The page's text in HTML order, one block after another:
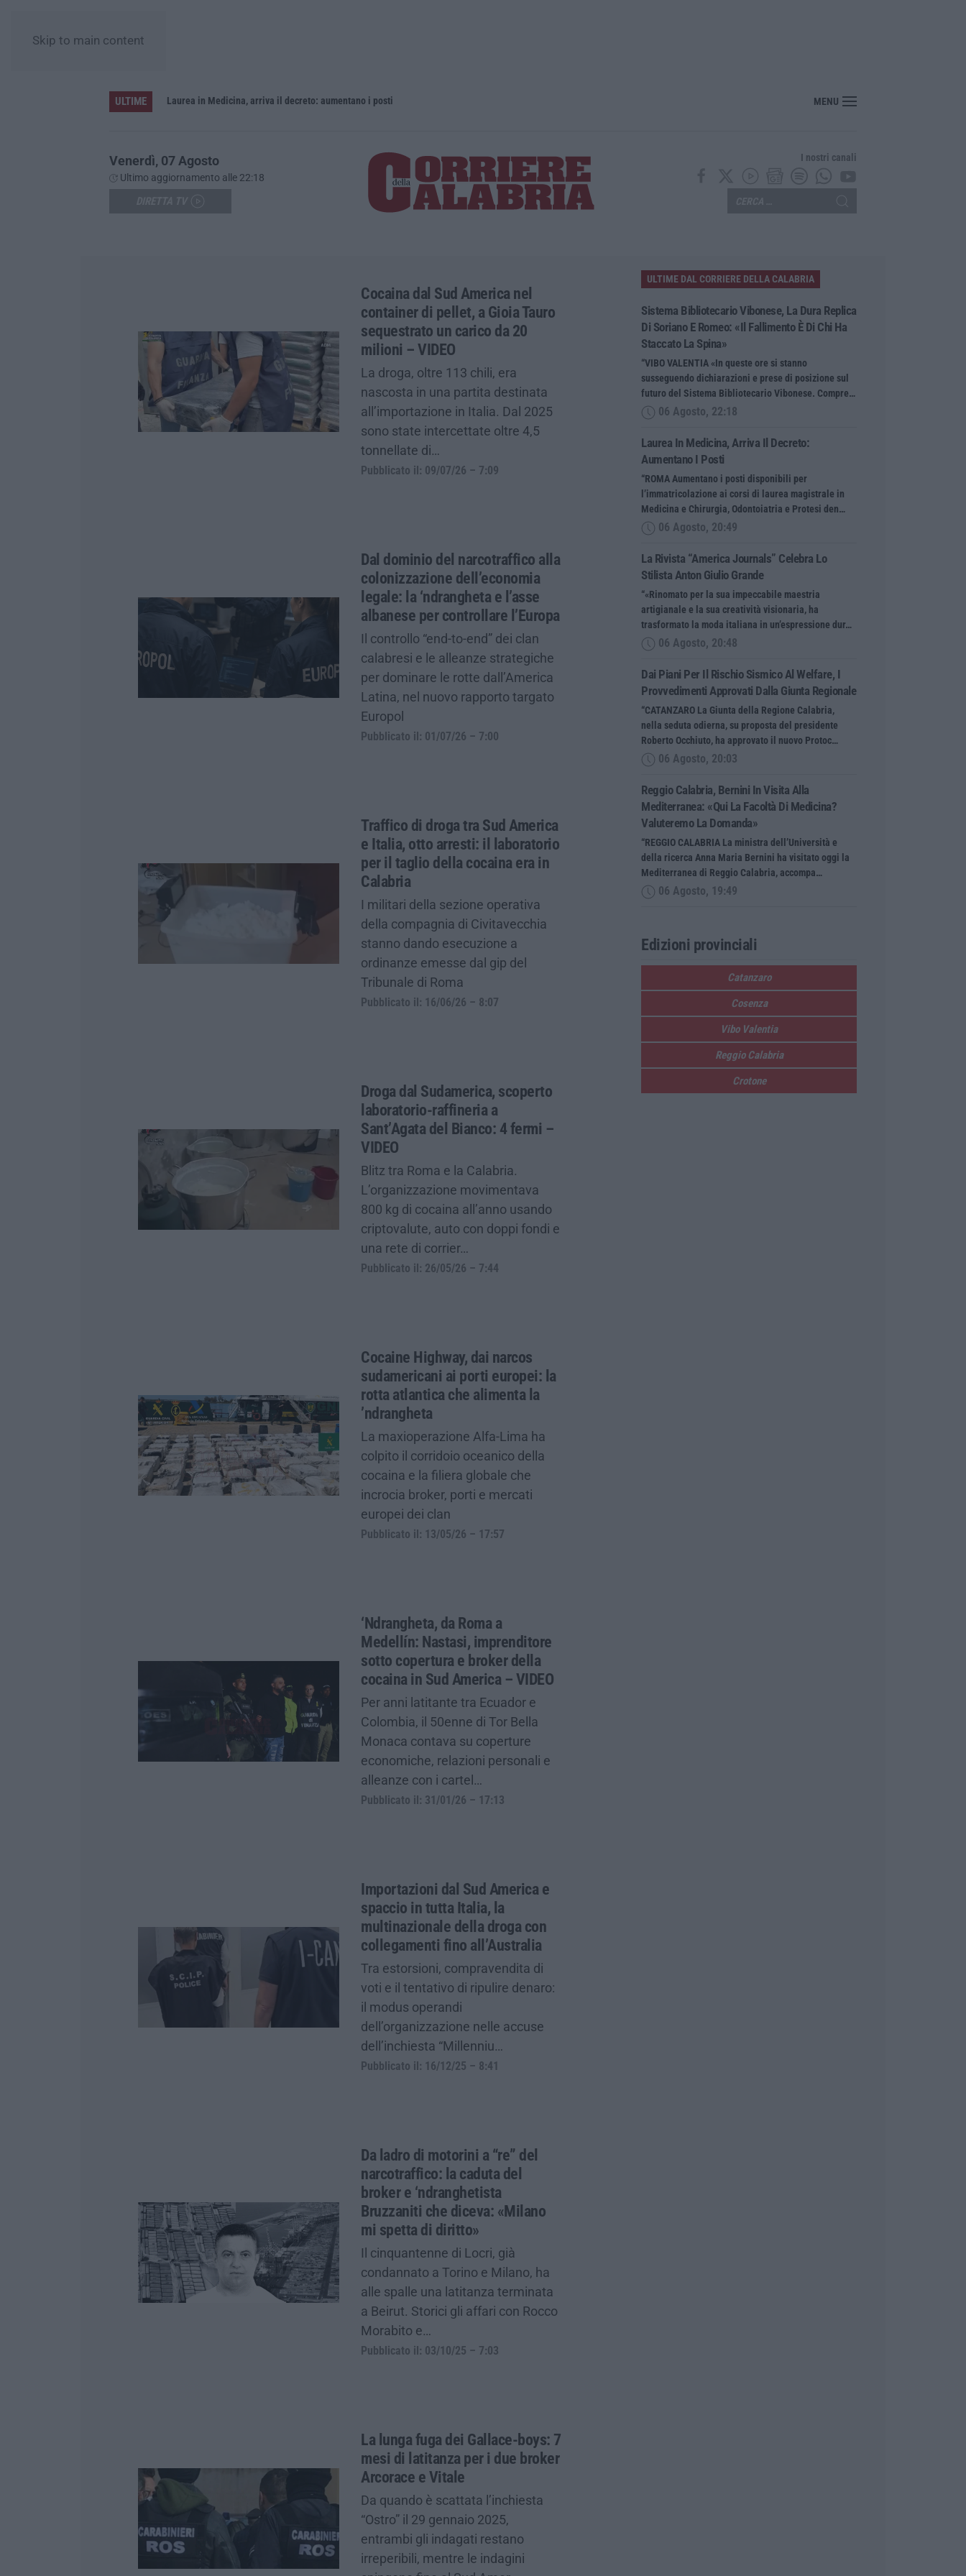
Skip to main content
ULTIME
Sistema bibliotecario vibonese, la dura replica di Soriano e Romeo: «Il fallimento è di chi ha staccato la spina» Laurea in Medicina, arriva il decreto: aumentano i posti La rivista “America Journals” celebra lo stilista Anton Giulio Grande
MENU
Venerdì, 07 Agosto
Ultimo aggiornamento alle 22:18
I nostri canali
Cocaina dal Sud America nel
container di pellet, a Gioia Tauro
sequestrato un carico da 20
milioni – VIDEO
La droga, oltre 113 chili, era
nascosta in una partita destinata
all’importazione in Italia. Dal 2025
sono state intercettate oltre 4,5
tonnellate di…
Pubblicato il: 09/07/26 – 7:09
Dal dominio del narcotraffico alla
colonizzazione dell’economia
legale: la ‘ndrangheta e l’asse
albanese per controllare l’Europa
Il controllo “end-to-end” dei clan
calabresi e le alleanze strategiche
per dominare le rotte dall’America
Latina, nel nuovo rapporto targato
Europol
Pubblicato il: 01/07/26 – 7:00
Traffico di droga tra Sud America
e Italia, otto arresti: il laboratorio
per il taglio della cocaina era in
Calabria
I militari della sezione operativa
della compagnia di Civitavecchia
stanno dando esecuzione a
ordinanze emesse dal gip del
Tribunale di Roma
Pubblicato il: 16/06/26 – 8:07
Droga dal Sudamerica, scoperto
laboratorio-raffineria a
Sant’Agata del Bianco: 4 fermi –
VIDEO
Blitz tra Roma e la Calabria.
L’organizzazione movimentava
800 kg di cocaina all’anno usando
criptovalute, auto con doppi fondi e
una rete di corrier…
Pubblicato il: 26/05/26 – 7:44
Cocaine Highway, dai narcos
sudamericani ai porti europei: la
rotta atlantica che alimenta la
’ndrangheta
La maxioperazione Alfa-Lima ha
colpito il corridoio oceanico della
cocaina e la filiera globale che
incrocia broker, porti e mercati
europei dei clan
Pubblicato il: 13/05/26 – 17:57
‘Ndrangheta, da Roma a
Medellín: Nastasi, imprenditore
sotto copertura e broker della
cocaina in Sud America – VIDEO
Per anni latitante tra Ecuador e
Colombia, il 50enne di Tor Bella
Monaca contava su coperture
economiche, relazioni personali e
alleanze con i cartel…
Pubblicato il: 31/01/26 – 17:13
Importazioni dal Sud America e
spaccio in tutta Italia, la
multinazionale della droga con
collegamenti fino all’Australia
Tra estorsioni, compravendita di
voti e il tentativo di ripulire denaro:
il modus operandi
dell’organizzazione nelle accuse
dell’inchiesta “Millenniu…
Pubblicato il: 16/12/25 – 8:41
Da ladro di motorini a “re” del
narcotraffico: la caduta del
broker e ‘ndranghetista
Bruzzaniti che diceva: «Milano
mi spetta di diritto»
Il cinquantenne di Locri, già
condannato a Torino e Milano, ha
alle spalle una latitanza terminata
a Beirut. Storici gli affari con Rocco
Morabito e…
Pubblicato il: 03/10/25 – 7:03
La lunga fuga dei Gallace-boys: 7
mesi di latitanza per i due broker
Arcorace e Vitale
Da quando è scattata l’inchiesta
“Ostro” il 29 gennaio 2025,
entrambi gli indagati restano
irreperibili, mentre le indagini
ULTIME DAL CORRIERE DELLA CALABRIA
Sistema Bibliotecario Vibonese, La Dura Replica
Di Soriano E Romeo: «Il Fallimento È Di Chi Ha
Staccato La Spina»
“VIBO VALENTIA «In queste ore si stanno
susseguendo dichiarazioni e prese di posizione sul
futuro del Sistema Bibliotecario Vibonese. Compre…
06 Agosto, 22:18
Laurea In Medicina, Arriva Il Decreto:
Aumentano I Posti
“ROMA Aumentano i posti disponibili per
l’immatricolazione ai corsi di laurea magistrale in
Medicina e Chirurgia, Odontoiatria e Protesi den…
06 Agosto, 20:49
La Rivista “America Journals” Celebra Lo
Stilista Anton Giulio Grande
“«Rinomato per la sua impeccabile maestria
artigianale e la sua creatività visionaria, ha
trasformato la moda italiana in un’espressione dur…
06 Agosto, 20:48
Dai Piani Per Il Rischio Sismico Al Welfare, I
Provvedimenti Approvati Dalla Giunta Regionale
“CATANZARO La Giunta della Regione Calabria,
nella seduta odierna, su proposta del presidente
Roberto Occhiuto, ha approvato il nuovo Protoc…
06 Agosto, 20:03
Reggio Calabria, Bernini In Visita Alla
Mediterranea: «Qui La Facoltà Di Medicina?
Valuteremo La Domanda»
“REGGIO CALABRIA La ministra dell’Università e
della ricerca Anna Maria Bernini ha visitato oggi la
Mediterranea di Reggio Calabria, accompa…
06 Agosto, 19:49
Edizioni provinciali
Catanzaro
Cosenza
Vibo Valentia
Reggio Calabria
Crotone